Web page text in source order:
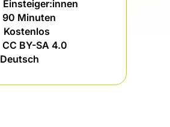
Einsteiger:innen
90 Minuten
Kostenlos
CC BY-SA 4.0
Deutsch